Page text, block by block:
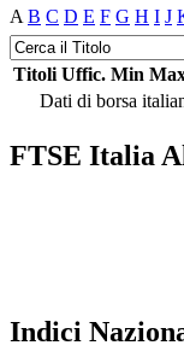
A B C D E F G H I J
Titoli Uffic. Min
Dati di borsa
FTSE Italia
Indici